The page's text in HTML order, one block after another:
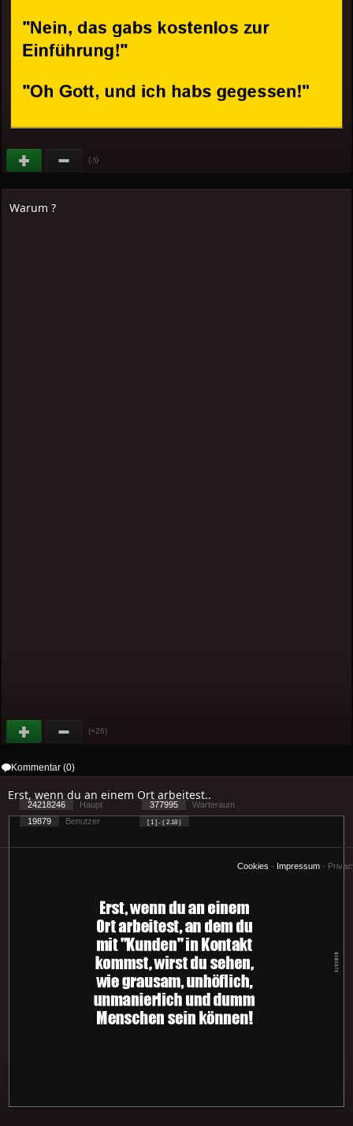
(-5)
Warum ?
(+26)
Kommentar (0)
Erst, wenn du an einem Ort arbeitest..
24218246 Haupt 377995
Warteraum
19879
Benutzer [ 1 ] - ( 2.18 )
Cookies - Impressum -